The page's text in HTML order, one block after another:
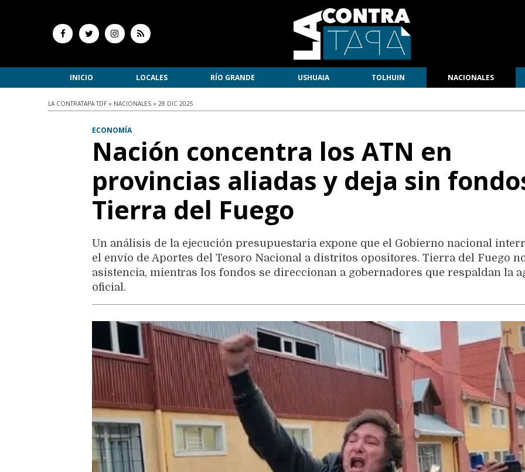
INICIO LOCALES RÍO GRANDE USHUAIA TOLHUIN NACIONALES
LA CONTRATAPA TDF » NACIONALES » 28 DIC 2025
ECONOMÍA
Nación concentra los ATN en
provincias aliadas y deja sin
Tierra del Fuego
Un análisis de la ejecución presupuestaria expone que el Gobierno nacional
el envío de Aportes del Tesoro Nacional a distritos opositores. Tierra del Fuego
asistencia, mientras los fondos se direccionan a gobernadores que respaldan la
oficial.